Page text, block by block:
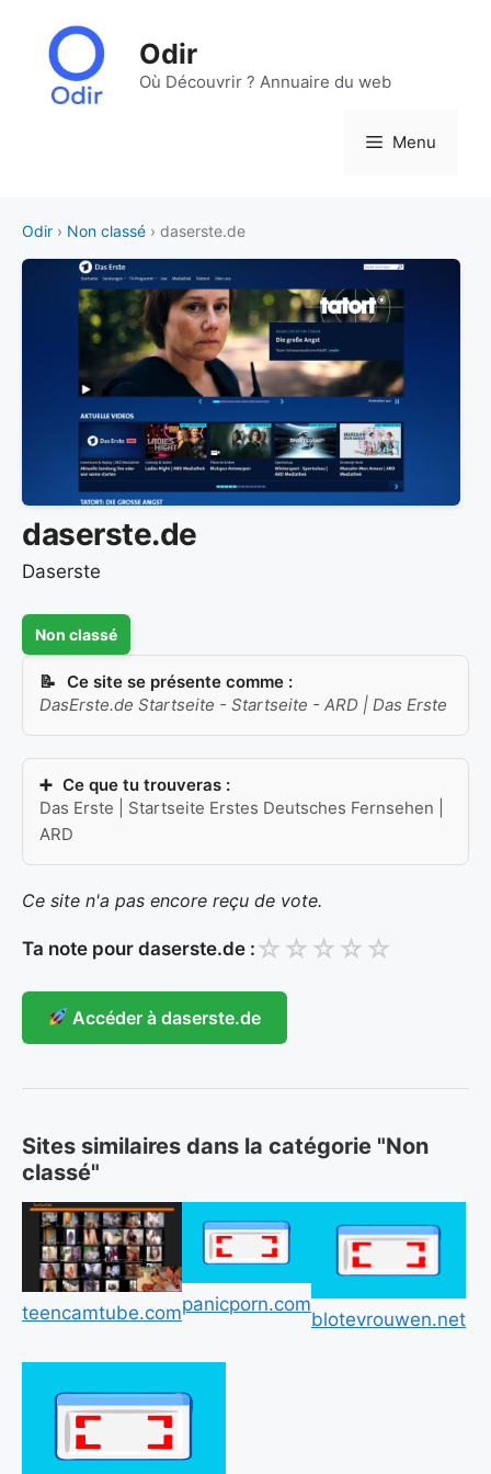
contenu
Odir
Où Découvrir ? Annuaire du web
Menu
Odir › Non classé › daserste.de
daserste.de
Daserste
Non classé
Ce site se présente comme :
DasErste.de Startseite - Startseite - ARD | Das Erste
Ce que tu trouveras :
Das Erste | Startseite Erstes Deutsches Fernsehen |
ARD
Ce site n'a pas encore reçu de vote.
Ta note pour daserste.de : ☆ ☆ ☆ ☆ ☆
Accéder à daserste.de
Sites similaires dans la catégorie "Non
classé"
teencamtube.companicporn.com
blotevrouwen.net